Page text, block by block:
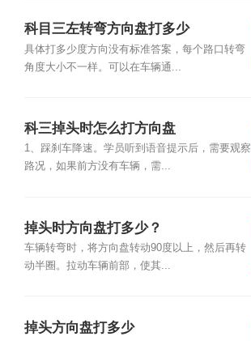
科目三左转弯方向盘打多少
具体打多少度方向没有标准答案，每个路口转弯
角度大小不一样。可以在车辆通...
科三掉头时怎么打方向盘
1、踩刹车降速。学员听到语音提示后，需要观察
路况，如果前方没有车辆，需...
掉头时方向盘打多少？
车辆转弯时，将方向盘转动90度以上，然后再转
动半圈。拉动车辆前部，使其...
掉头方向盘打多少